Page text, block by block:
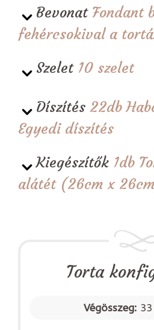
Bevonat Fondant
fehércsokival a
Szelet 10 szelet
Díszítés 22db
Egyedi díszítés
Kiegészítők 1db
alátét (26cm x
Torta
Végösszeg: